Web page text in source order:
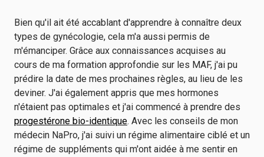
Bien qu'il ait été accablant d'apprendre à connaître deux
types de gynécologie, cela m'a aussi permis de
m'émanciper. Grâce aux connaissances acquises au
cours de ma formation approfondie sur les MAF, j'ai pu
prédire la date de mes prochaines règles, au lieu de les
deviner. J'ai également appris que mes hormones
n'étaient pas optimales et j'ai commencé à prendre des
progestérone bio-identique. Avec les conseils de mon
médecin NaPro, j'ai suivi un régime alimentaire ciblé et un
régime de suppléments qui m'ont aidée à me sentir en